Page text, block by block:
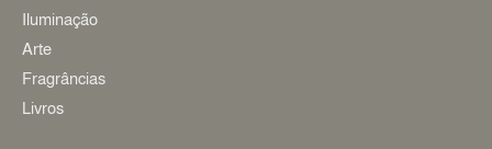
Iluminação
Arte
Fragrâncias
Livros